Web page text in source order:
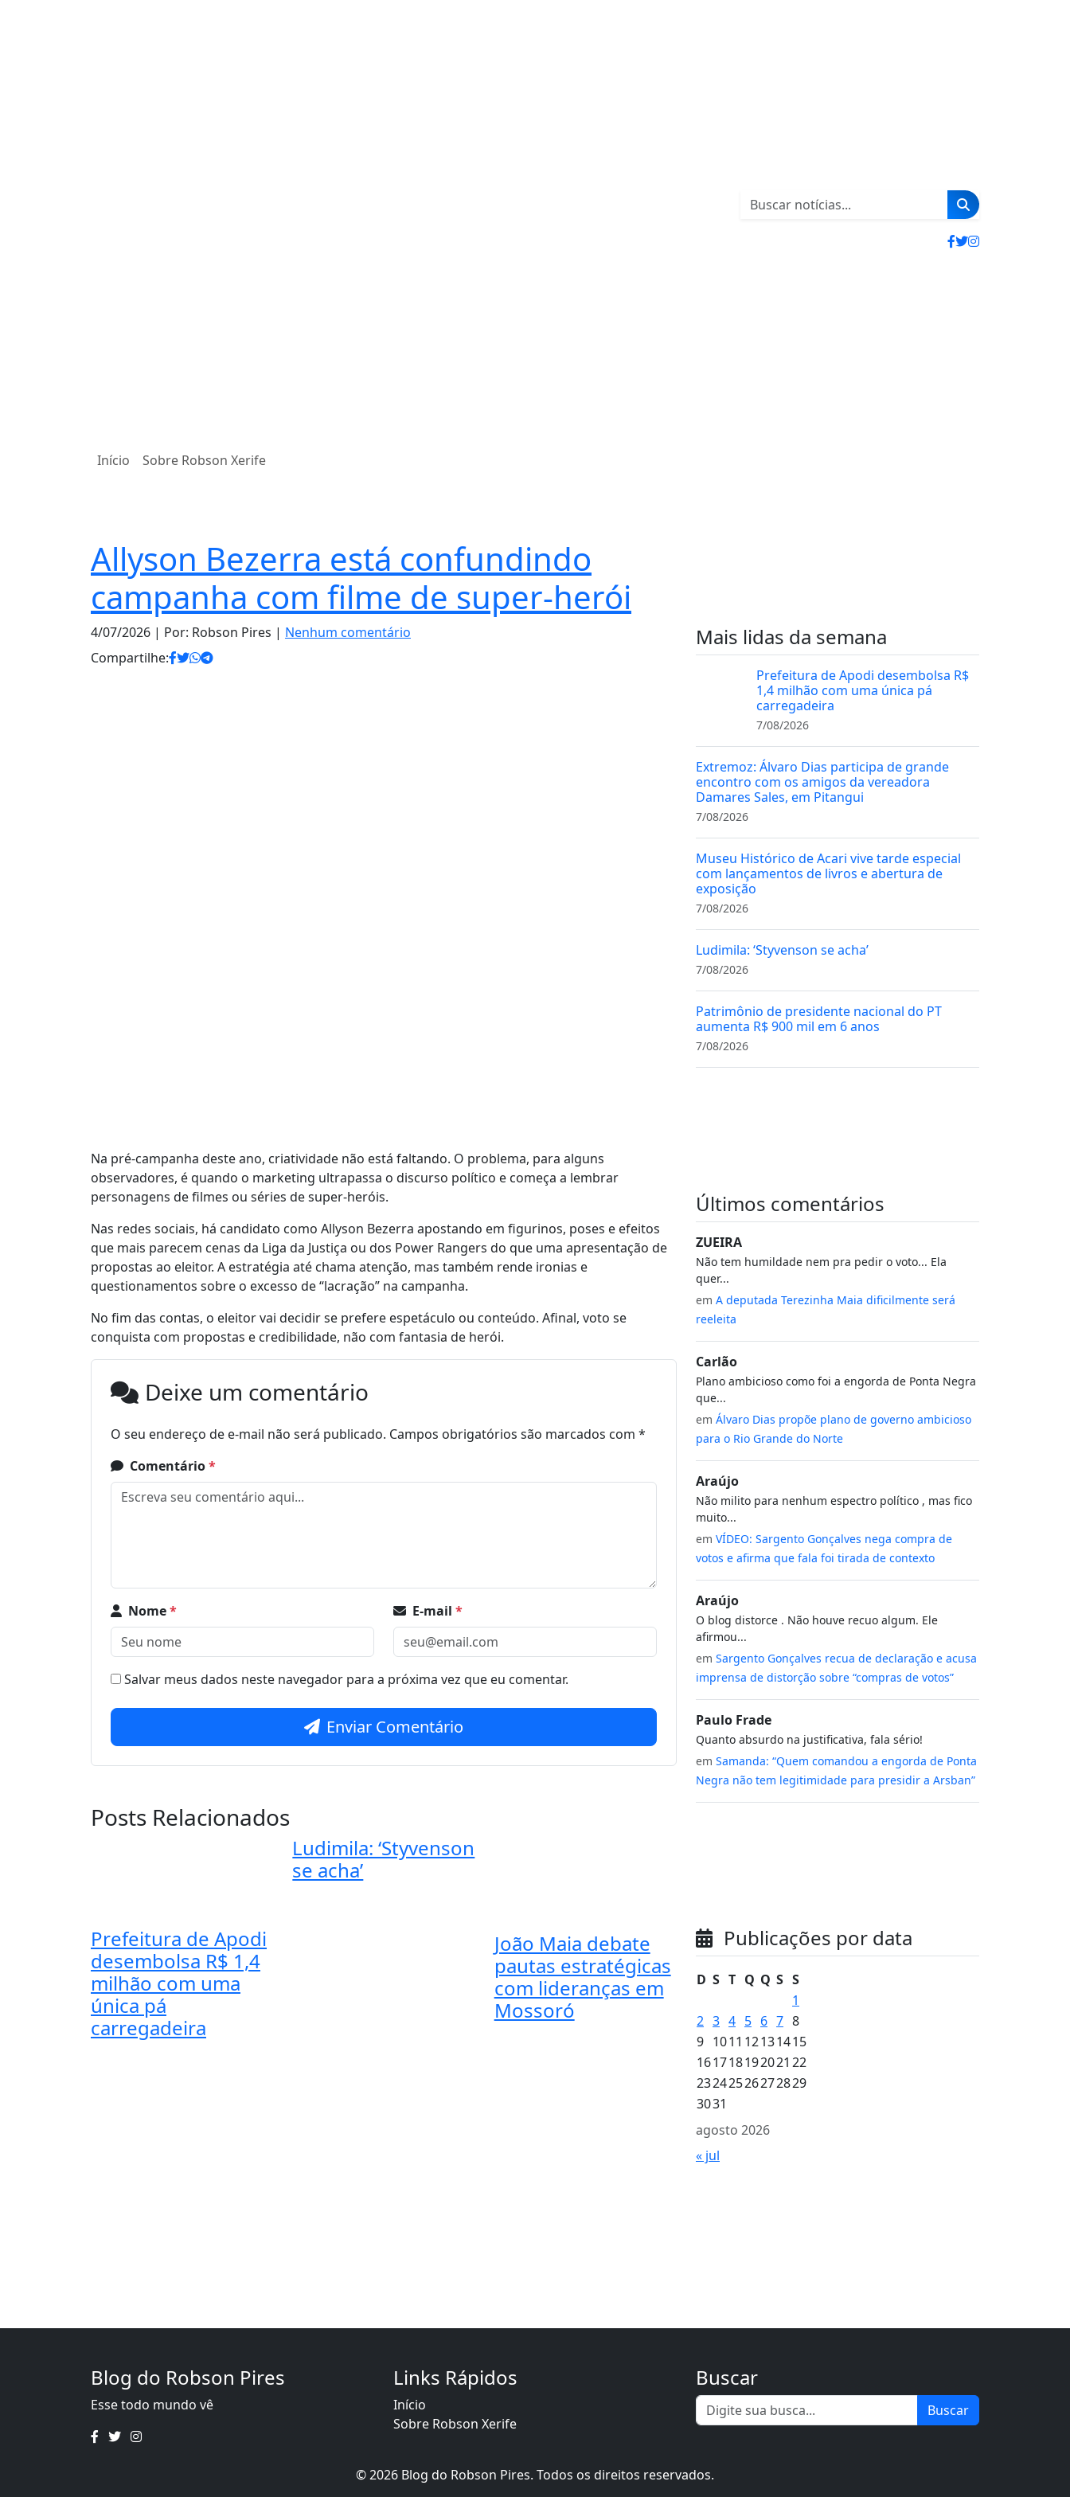
Início Sobre Robson Xerife
Allyson Bezerra está confundindo
campanha com filme de super-herói
4/07/2026 | Por: Robson Pires | Nenhum comentário
Compartilhe:
Na pré-campanha deste ano, criatividade não está faltando. O problema, para alguns
observadores, é quando o marketing ultrapassa o discurso político e começa a lembrar
personagens de filmes ou séries de super-heróis.
Nas redes sociais, há candidato como Allyson Bezerra apostando em figurinos, poses e efeitos
que mais parecem cenas da Liga da Justiça ou dos Power Rangers do que uma apresentação de
propostas ao eleitor. A estratégia até chama atenção, mas também rende ironias e
questionamentos sobre o excesso de “lacração” na campanha.
No fim das contas, o eleitor vai decidir se prefere espetáculo ou conteúdo. Afinal, voto se
conquista com propostas e credibilidade, não com fantasia de herói.
Deixe um comentário
O seu endereço de e-mail não será publicado. Campos obrigatórios são marcados com *
Comentário*
Nome* E-mail *
Salvar meus dados neste navegador para a próxima vez que eu comentar.
Enviar Comentário
Posts Relacionados
Prefeitura de Apodi
desembolsa R$ 1,4
milhão com uma
única pá
carregadeira
Ludimila: ‘Styvenson
se acha’
João Maia debate
pautas estratégicas
com lideranças em
Mossoró
Mais lidas da semana
Prefeitura de Apodi desembolsa R$
1,4 milhão com uma única pá
carregadeira
7/08/2026
Extremoz: Álvaro Dias participa de grande
encontro com os amigos da vereadora
Damares Sales, em Pitangui
7/08/2026
Museu Histórico de Acari vive tarde especial
com lançamentos de livros e abertura de
exposição
7/08/2026
Ludimila: ‘Styvenson se acha’
7/08/2026
Patrimônio de presidente nacional do PT
aumenta R$ 900 mil em 6 anos
7/08/2026
Últimos comentários
ZUEIRA
Não tem humildade nem pra pedir o voto... Ela
quer...
em A deputada Terezinha Maia dificilmente será
reeleita
Carlão
Plano ambicioso como foi a engorda de Ponta Negra
que...
em Álvaro Dias propõe plano de governo ambicioso
para o Rio Grande do Norte
Araújo
Não milito para nenhum espectro político , mas fico
muito...
em VÍDEO: Sargento Gonçalves nega compra de
votos e afirma que fala foi tirada de contexto
Araújo
O blog distorce . Não houve recuo algum. Ele
afirmou...
em Sargento Gonçalves recua de declaração e acusa
imprensa de distorção sobre “compras de votos”
Paulo Frade
Quanto absurdo na justificativa, fala sério!
em Samanda: “Quem comandou a engorda de Ponta
Negra não tem legitimidade para presidir a Arsban”
Publicações por data
agosto 2026
D S T Q Q S S
1
2 3 4 5 6 7 8
9 1011 12131415
161718192021 22
23242526272829
3031
« jul
Blog do Robson Pires
Esse todo mundo vê
Links Rápidos
Início
Sobre Robson Xerife
Buscar
Buscar
© 2026 Blog do Robson Pires. Todos os direitos reservados.